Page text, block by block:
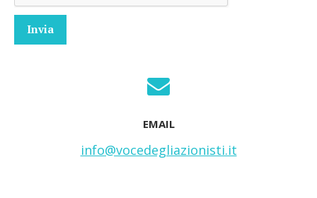
EMAIL
info@vocedegliazionisti.it